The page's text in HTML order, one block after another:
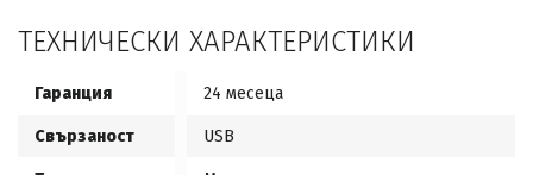
ТЕХНИЧЕСКИ ХАРАКТЕРИСТИКИ
Гаранция 24 месеца
Свързаност USB